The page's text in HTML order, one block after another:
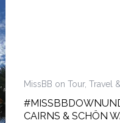
MissBB on Tour, Travel
CAIRNS & SCHÖN